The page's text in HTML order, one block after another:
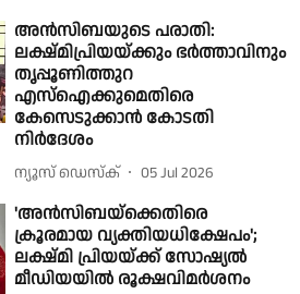
അൻസിബയുടെ പരാതി:
ലക്ഷ്മിപ്രിയയ്ക്കും ഭർത്താവിനും
തൃപ്പൂണിത്തുറ
എസ്ഐക്കുമെതിരെ
കേസെടുക്കാൻ കോടതി
നിർദേശം
ന്യൂസ് ഡെസ്ക് 05 Jul 2026
'അന്‍സിബയ്‌ക്കെതിരെ
ക്രൂരമായ വ്യക്തിയധിക്ഷേപം';
ലക്ഷ്മി പ്രിയയ്ക്ക് സോഷ്യൽ
മീഡിയയിൽ രൂക്ഷവിമര്‍ശനം